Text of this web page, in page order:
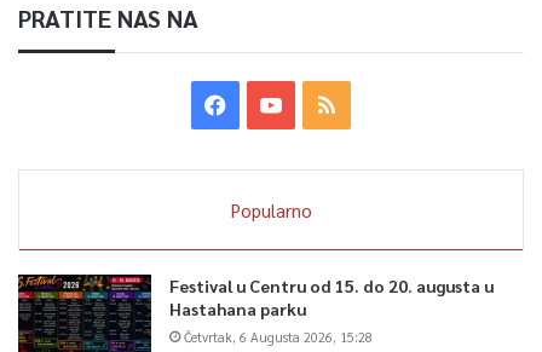
PRATITE NAS NA
Popularno
Festival u Centru od 15. do 20. augusta u
Hastahana parku
Četvrtak, 6 Augusta 2026, 15:28